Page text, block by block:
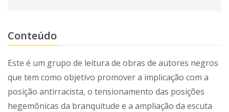
Conteúdo
Este é um grupo de leitura de obras de autores negros
que tem como objetivo promover a implicação com a
posição antirracista, o tensionamento das posições
hegemônicas da branquitude e a ampliação da escuta